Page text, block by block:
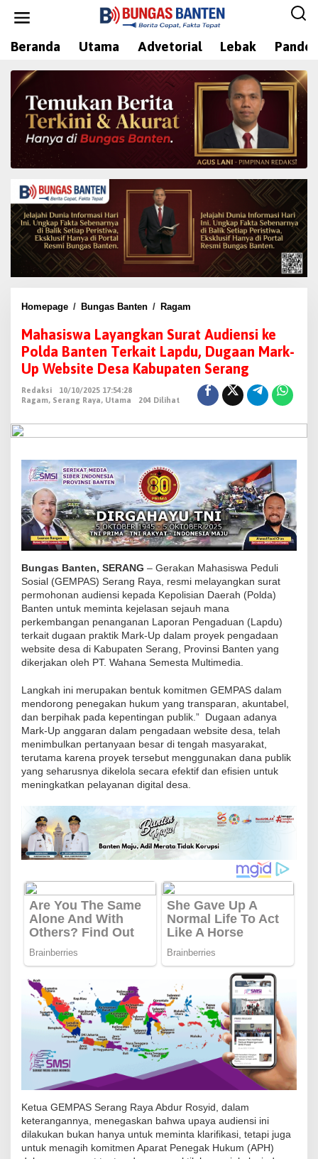
Beranda Utama Advetorial Lebak
Homepage / Bungas Banten / Ragam
h
a
s
w
L
y
a
n
g
a
n
S
r
a
u
d
i
e
i
k
d
a
B
t
e
n
T
r
k
a
Mahasiswa Layangkan Surat Audiensi ke
Polda Banten Terkait Lapdu, Dugaan Mark-
Up Website Desa Kabupaten Serang
Redaksi
10/10/2025 17:54:28
Ragam, Serang Raya, Utama 204 Dilihat
Bungas Banten, SERANG – Gerakan Mahasiswa Peduli
Sosial (GEMPAS) Serang Raya, resmi melayangkan surat
permohonan audiensi kepada Kepolisian Daerah (Polda)
Banten untuk meminta kejelasan sejauh mana
perkembangan penanganan Laporan Pengaduan (Lapdu)
terkait dugaan praktik Mark-Up dalam proyek pengadaan
website desa di Kabupaten Serang, Provinsi Banten yang
dikerjakan oleh PT. Wahana Semesta Multimedia.
Langkah ini merupakan bentuk komitmen GEMPAS dalam
mendorong penegakan hukum yang transparan, akuntabel,
dan berpihak pada kepentingan publik.” Dugaan adanya
Mark-Up anggaran dalam pengadaan website desa, telah
menimbulkan pertanyaan besar di tengah masyarakat,
terutama karena proyek tersebut menggunakan dana publik
yang seharusnya dikelola secara efektif dan efisien untuk
meningkatkan pelayanan digital desa.
Ketua GEMPAS Serang Raya Abdur Rosyid, dalam
keterangannya, menegaskan bahwa upaya audiensi ini
dilakukan bukan hanya untuk meminta klarifikasi, tetapi juga
untuk menagih komitmen Aparat Penegak Hukum (APH)